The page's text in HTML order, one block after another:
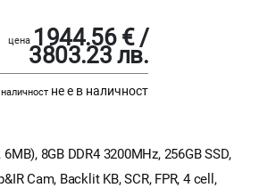
цена 1944.56 € /
3803.23 лв.
наличност не е в наличност
8GB DDR4 3200MHz, 256GB SSD,
Cam, Backlit KB, SCR, FPR, 4 cell,